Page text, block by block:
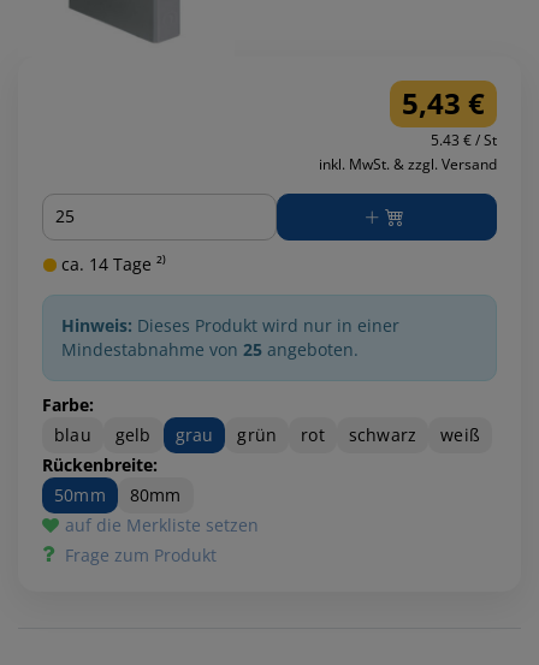
5,43 €
5.43 € / St
inkl. MwSt. & zzgl. Versand
Menge
ca. 14 Tage ²⁾
Hinweis: Dieses Produkt wird nur in einer
Mindestabnahme von 25 angeboten.
Farbe:
blau
gelb grau grün rot schwarz
weiß
Rückenbreite:
50mm
80mm
auf die Merkliste setzen
Frage zum Produkt